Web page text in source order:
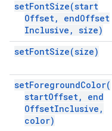
setFontSize(start
Offset, endOffset
Inclusive , size)
setFontSize(size)
setForegroundColor(
startOffset,
end
OffsetInclusive ,
color)